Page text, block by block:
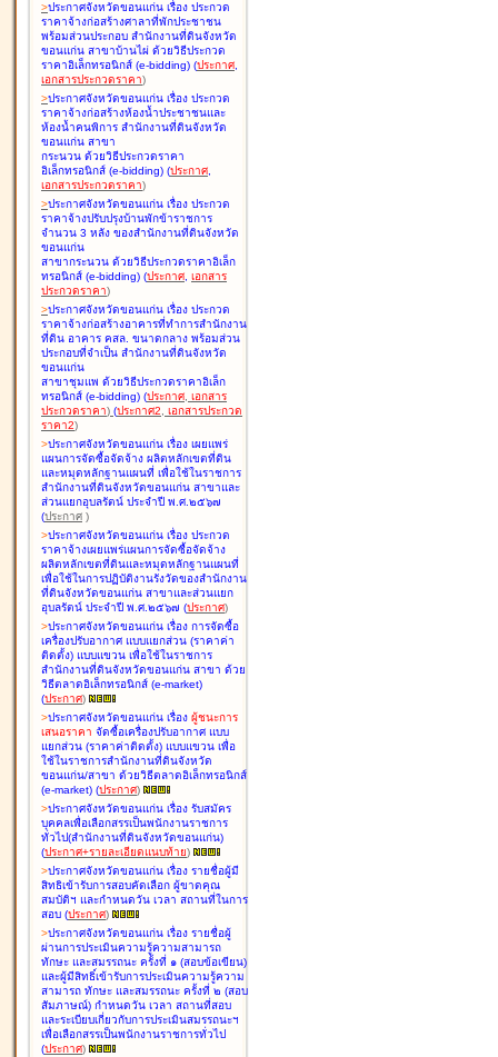
>ประกาศจังหวัดขอนแก่น เรื่อง ประกวด
ราคาจ้างก่อสร้างศาลาที่พักประชาชน
พร้อมส่วนประกอบ สำนักงานที่ดินจังหวัด
ขอนแก่น สาขาบ้านไผ่ ด้วยวิธีประกวด
ราคาอิเล็กทรอนิกส์ (e-bidding) (ประกาศ,
เอกสารประกวดราคา)
>ประกาศจังหวัดขอนแก่น เรื่อง ประกวด
ราคาจ้างก่อสร้างห้องน้ำประชาชนและ
ห้องน้ำคนพิการ สำนักงานที่ดินจังหวัด
ขอนแก่น สาขา
กระนวน ด้วยวิธีประกวดราคา
อิเล็กทรอนิกส์ (e-bidding) (ประกาศ,
เอกสารประกวดราคา)
>ประกาศจังหวัดขอนแก่น เรื่อง ประกวด
ราคาจ้างปรับปรุงบ้านพักข้าราชการ
จำนวน 3 หลัง ของสำนักงานที่ดินจังหวัด
ขอนแก่น
สาขากระนวน ด้วยวิธีประกวดราคาอิเล็ก
ทรอนิกส์ (e-bidding) (ประกาศ, เอกสาร
ประกวดราคา)
>ประกาศจังหวัดขอนแก่น เรื่อง ประกวด
ราคาจ้างก่อสร้างอาคารที่ทำการสำนักงาน
ที่ดิน อาคาร คสล. ขนาดกลาง พร้อมส่วน
ประกอบที่จำเป็น สำนักงานที่ดินจังหวัด
ขอนแก่น
สาขาชุมแพ ด้วยวิธีประกวดราคาอิเล็ก
ทรอนิกส์ (e-bidding) (ประกาศ, เอกสาร
ประกวดราคา) (ประกาศ2, เอกสารประกวด
ราคา2)
>ประกาศจังหวัดขอนแก่น เรื่อง เผยแพร่
แผนการจัดซื้อจัดจ้าง ผลิตหลักเขตที่ดิน
และหมุดหลักฐานแผนที่ เพื่อใช้ในราชการ
สำนักงานที่ดินจังหวัดขอนแก่น สาขาและ
ส่วนแยกอุบลรัตน์ ประจำปี พ.ศ.๒๕๖๗
(ประกาศ )
>ประกาศจังหวัดขอนแก่น เรื่อง ประกวด
ราคาจ้างเผยแพร่แผนการจัดซื้อจัดจ้าง
ผลิตหลักเขตที่ดินและหมุดหลักฐานแผนที่
เพื่อใช้ในการปฏิบัติงานรังวัดของสำนักงาน
ที่ดินจังหวัดขอนแก่น สาขาและส่วนแยก
อุบลรัตน์ ประจำปี พ.ศ.๒๕๖๗ (ประกาศ)
>ประกาศจังหวัดขอนแก่น เรื่อง การจัดซื้อ
เครื่องปรับอากาศ แบบแยกส่วน (ราคาค่า
ติดตั้ง) แบบแขวน เพื่อใช้ในราชการ
สำนักงานที่ดินจังหวัดขอนแก่น สาขา ด้วย
วิธีตลาดอิเล็กทรอนิกส์ (e-market)
(ประกาศ)
>ประกาศจังหวัดขอนแก่น เรื่อง ผู้ชนะการ
เสนอราคา จัดซื้อเครื่องปรับอากาศ แบบ
แยกส่วน (ราคาค่าติดตั้ง) แบบแขวน เพื่อ
ใช้ในราชการสำนักงานที่ดินจังหวัด
ขอนแก่น/สาขา ด้วยวิธีตลาดอิเล็กทรอนิกส์
(e-market) (ประกาศ)
>ประกาศจังหวัดขอนแก่น เรื่อง รับสมัคร
บุคคลเพื่อเลือกสรรเป็นพนักงานราชการ
ทั่วไป(สำนักงานที่ดินจังหวัดขอนแก่น)
(ประกาศ+รายละเอียดแนบท้าย)
>ประกาศจังหวัดขอนแก่น เรื่อง รายชื่อผู้มี
สิทธิเข้ารับการสอบคัดเลือก ผู้ขาดคุณ
สมบัติฯ และกำหนดวัน เวลา สถานที่ในการ
สอบ (ประกาศ)
>ประกาศจังหวัดขอนแก่น เรื่อง รายชื่อผู้
ผ่านการประเมินความรู้ความสามารถ
ทักษะ และสมรรถนะ ครั้งที่ ๑ (สอบข้อเขียน)
และผู้มีสิทธิ์เข้ารับการประเมินความรู้ความ
สามารถ ทักษะ และสมรรถนะ ครั้งที่ ๒ (สอบ
สัมภาษณ์) กำหนดวัน เวลา สถานที่สอบ
และระเบียบเกี่ยวกับการประเมินสมรรถนะฯ
เพื่อเลือกสรรเป็นพนักงานราชการทั่วไป
(ประกาศ)